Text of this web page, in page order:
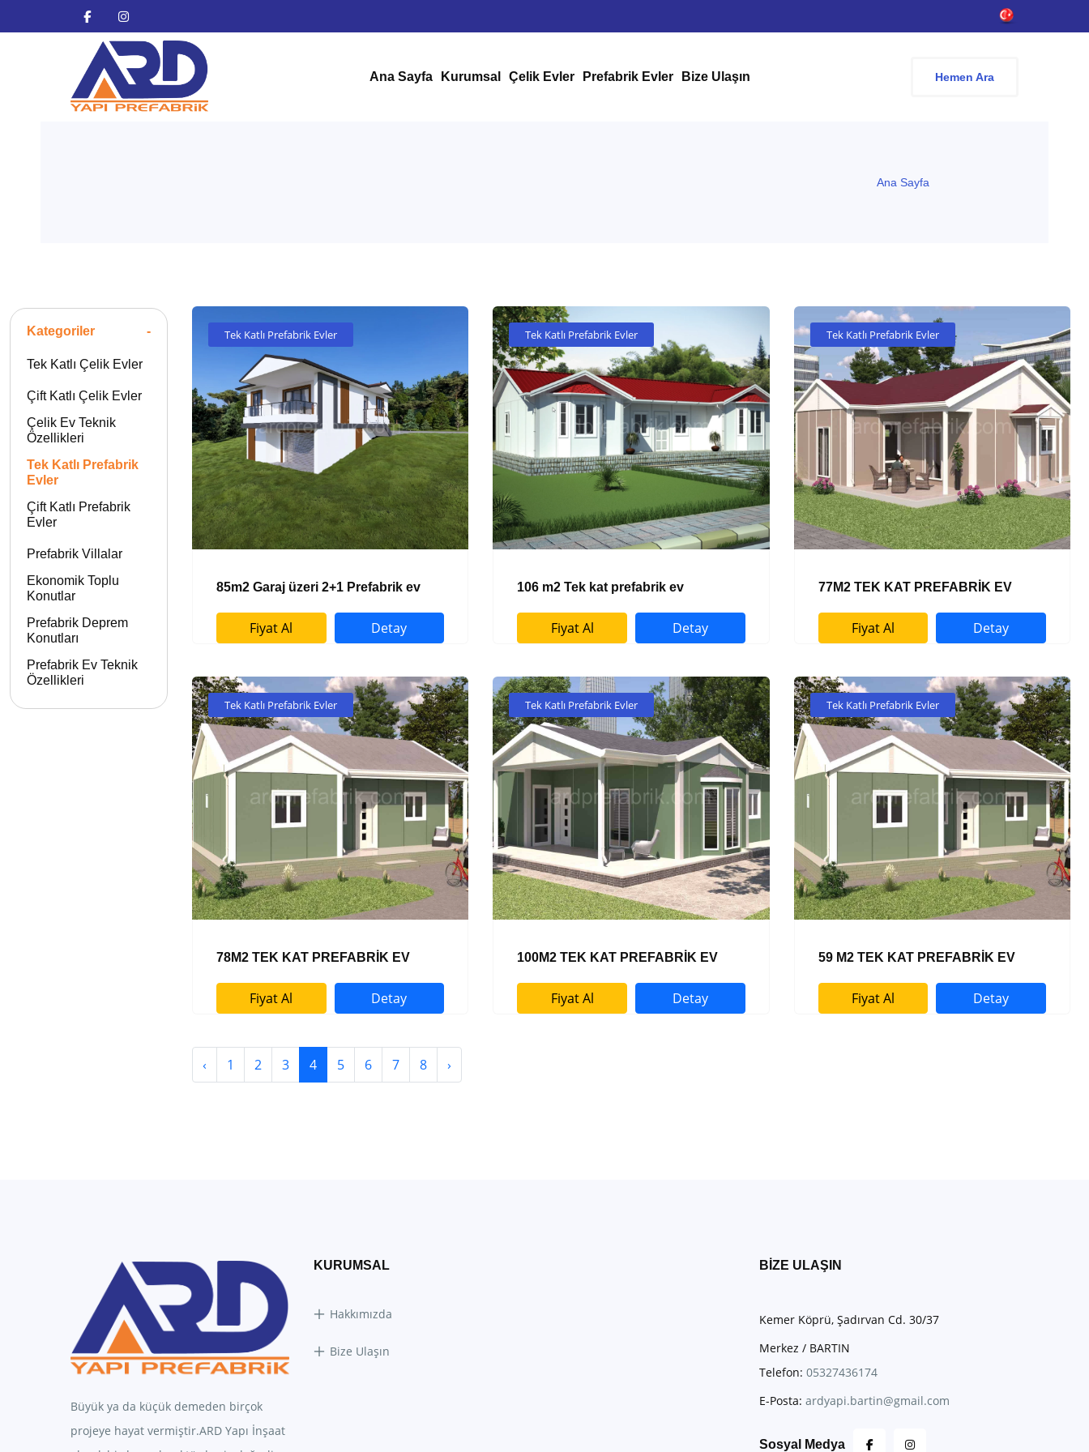
Ana Sayfa Kurumsal Çelik Evler Prefabrik Evler Bize Ulaşın Hemen Ara
Ana Sayfa
Kategoriler -
Tek Katlı Çelik Evler
Çift Katlı Çelik Evler
Çelik Ev Teknik
Özellikleri
Tek Katlı Prefabrik
Evler
Çift Katlı Prefabrik
Evler
Prefabrik Villalar
Ekonomik Toplu
Konutlar
Prefabrik Deprem
Konutları
Prefabrik Ev Teknik
Özellikleri
Tek Katlı Prefabrik Evler
85m2 Garaj üzeri 2+1 Prefabrik ev
Fiyat Al Detay
Tek Katlı Prefabrik Evler
106 m2 Tek kat prefabrik ev
Fiyat Al Detay
Tek Katlı Prefabrik Evler
77M2 TEK KAT PREFABRİK EV
Fiyat Al Detay
Tek Katlı Prefabrik Evler
78M2 TEK KAT PREFABRİK EV
Fiyat Al Detay
Tek Katlı Prefabrik Evler
100M2 TEK KAT PREFABRİK EV
Fiyat Al Detay
Tek Katlı Prefabrik Evler
59 M2 TEK KAT PREFABRİK EV
Fiyat Al Detay
‹ 1 2 3 4 5 6 7 8 ›
Büyük ya da küçük demeden birçok
projeye hayat vermiştir.ARD Yapı İnşaat
KURUMSAL
Hakkımızda
Bize Ulaşın
BIZE ULAŞIN
Kemer Köprü, Şadırvan Cd. 30/37
Merkez / BARTIN
Telefon: 05327436174
E-Posta: ardyapi.bartin@gmail.com
Sosyal Medya